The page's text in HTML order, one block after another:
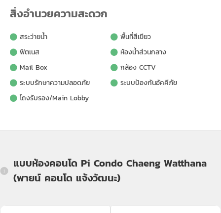
สิ่งอำนวยความสะดวก
สระว่ายน้ำ
พื้นที่สีเขียว
ฟิตเนส
ห้องน้ำส่วนกลาง
Mail Box
กล้อง CCTV
ระบบรักษาความปลอดภัย
ระบบป้องกันอัคคีภัย
โถงรับรอง/Main Lobby
แบบห้องคอนโด Pi Condo Chaeng Watthana
(พายน์ คอนโด แจ้งวัฒนะ)